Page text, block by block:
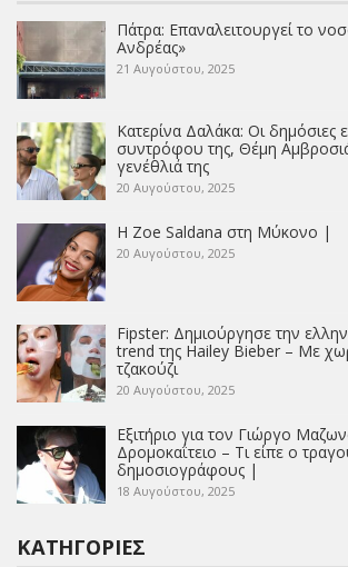
Πάτρα: Επαναλειτουργεί το
Ανδρέας»
21 Αυγούστου, 2025
Κατερίνα Δαλάκα: Οι δημόσιες
συντρόφου της, Θέμη
γενέθλιά της
20 Αυγούστου, 2025
Η Zoe Saldana στη Μύκονο |
20 Αυγούστου, 2025
Fipster: Δημιούργησε την
trend της Hailey Bieber – Με
τζακούζι
20 Αυγούστου, 2025
Εξιτήριο για τον Γιώργο
Δρομοκαΐτειο – Τι είπε ο
δημοσιογράφους |
18 Αυγούστου, 2025
ΚΑΤΗΓΟΡΊΕΣ